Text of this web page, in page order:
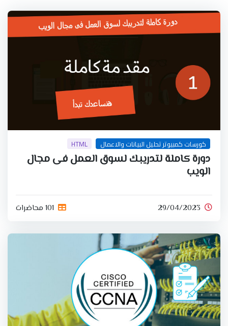
كورسات كمبيوتر تحليل البيانات والاعمال HTML
دورة كاملة لتدريبك لسوق العمل فى مجال
الويب
29/04/2023 101 محاضرات